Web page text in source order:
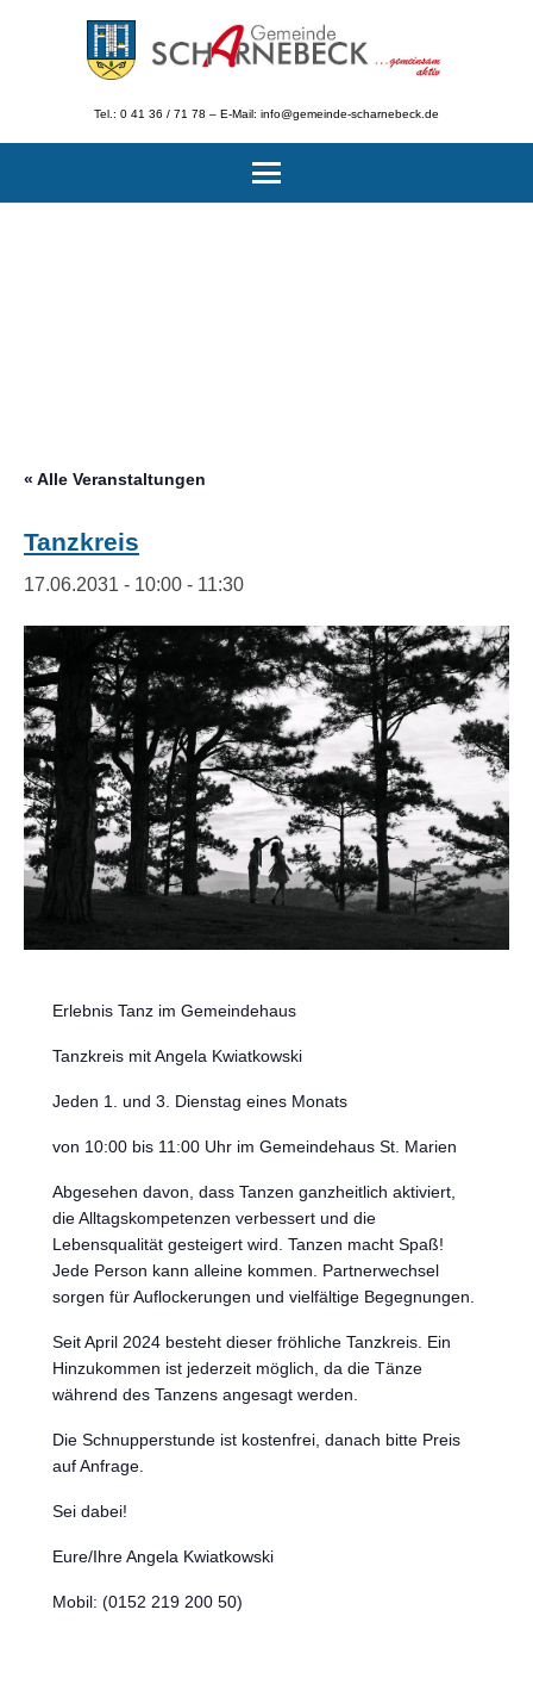
Tel.: 0 41 36 / 71 78 – E-Mail: info@gemeinde-scharnebeck.de
« Alle Veranstaltungen
Tanzkreis
17.06.2031 - 10:00 - 11:30
Erlebnis Tanz im Gemeindehaus
Tanzkreis mit Angela Kwiatkowski
Jeden 1. und 3. Dienstag eines Monats
von 10:00 bis 11:00 Uhr im Gemeindehaus St. Marien
Abgesehen davon, dass Tanzen ganzheitlich aktiviert,
die Alltagskompetenzen verbessert und die
Lebensqualität gesteigert wird. Tanzen macht Spaß!
Jede Person kann alleine kommen. Partnerwechsel
sorgen für Auflockerungen und vielfältige Begegnungen.
Seit April 2024 besteht dieser fröhliche Tanzkreis. Ein
Hinzukommen ist jederzeit möglich, da die Tänze
während des Tanzens angesagt werden.
Die Schnupperstunde ist kostenfrei, danach bitte Preis
auf Anfrage.
Sei dabei!
Eure/Ihre Angela Kwiatkowski
Mobil: (0152 219 200 50)